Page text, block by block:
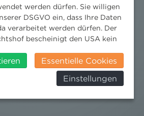
werden dürfen. Sie willigen
DSGVO ein, dass Ihre Daten
verarbeitet werden dürfen. Der
bescheinigt den USA kein
dass ihre Daten durch US-
und zu
verarbeitet werden und
finden Sie am
Essentielle Cookies
Einstellungen